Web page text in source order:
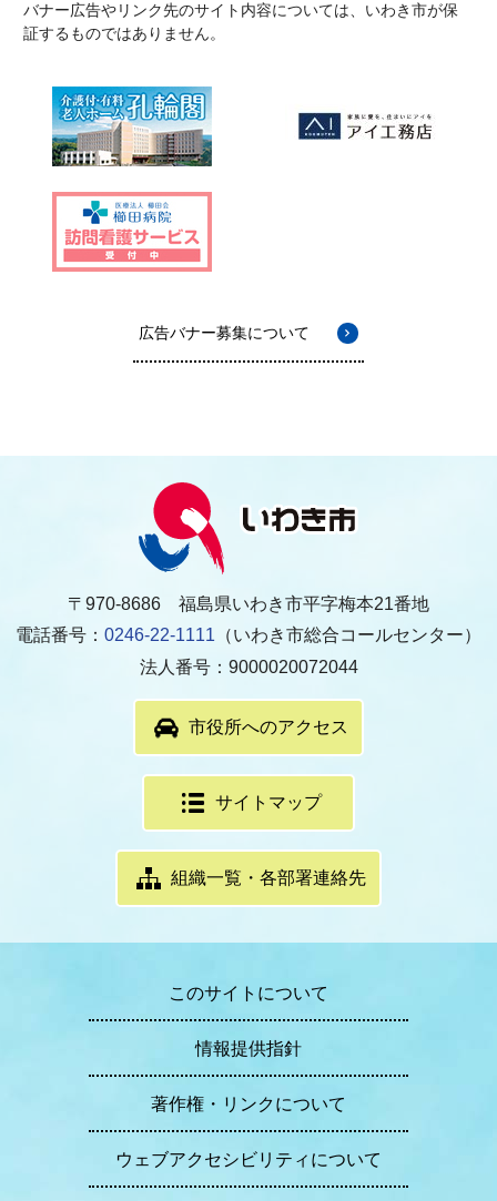
バナー広告やリンク先のサイト内容については、いわき市が保
証するものではありません。
広告バナー募集について
〒970-8686 福島県いわき市平字梅本21番地
電話番号： 0246-22-1111 （いわき市総合コールセンター）
法人番号：9000020072044
市役所へのアクセス
サイトマップ
組織一覧・各部署連絡先
このサイトについて
情報提供指針
著作権・リンクについて
ウェブアクセシビリティについて